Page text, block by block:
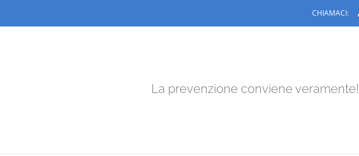
CHIAMACI:
La prevenzione conviene veramente!